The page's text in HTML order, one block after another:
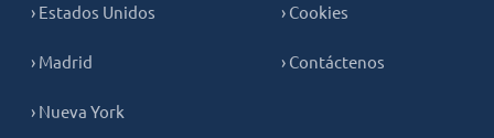
› Estados Unidos
› Madrid
› Nueva York
› Cookies
› Contáctenos